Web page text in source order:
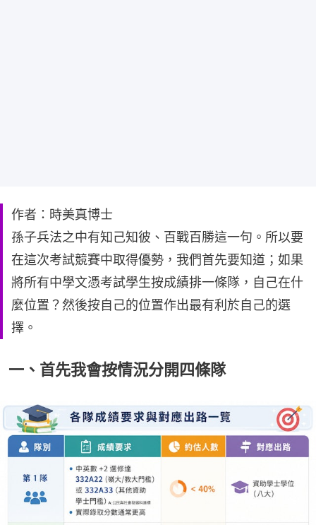
作者：時美真博士
孫子兵法之中有知己知彼、百戰百勝這一句。所以要
在這次考試競賽中取得優勢，我們首先要知道；如果
將所有中學文憑考試學生按成績排一條隊，自己在什
麼位置？然後按自己的位置作出最有利於自己的選
擇。
一、首先我會按情況分開四條隊